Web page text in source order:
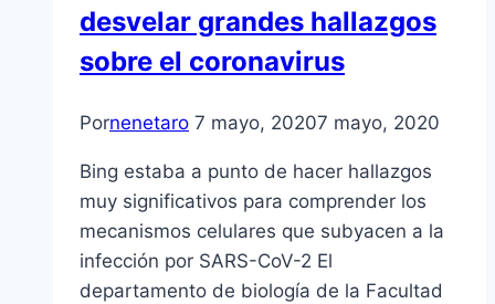
desvelar grandes hallazgos
sobre el coronavirus
Pornenetaro 7 mayo, 20207 mayo, 2020
Bing estaba a punto de hacer hallazgos
muy significativos para comprender los
mecanismos celulares que subyacen a la
infección por SARS-CoV-2 El
departamento de biología de la Facultad